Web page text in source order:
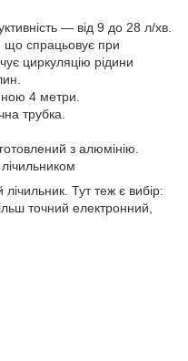
— від 9 до 28 л/хв.
що спрацьовує при
циркуляцію рідини
4 метри.
трубка.
з алюмінію.
Тут теж є вибір:
точний електронний,